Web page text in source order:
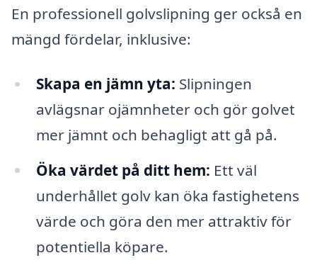
En professionell golvslipning ger också en
mängd fördelar, inklusive:
Skapa en jämn yta: Slipningen
avlägsnar ojämnheter och gör golvet
mer jämnt och behagligt att gå på.
Öka värdet på ditt hem: Ett väl
underhållet golv kan öka fastighetens
värde och göra den mer attraktiv för
potentiella köpare.